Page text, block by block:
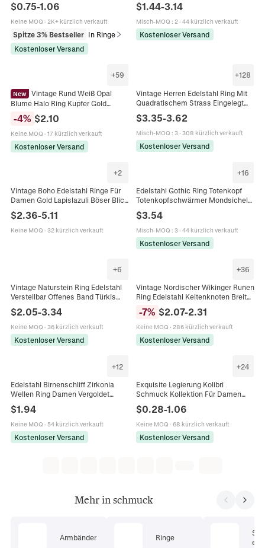
Geometrisches Herz Schmuck
$0.75-1.06
Keine MOQ · 2K+ kürzlich verkauft
Spitze 3% Bestseller In Ringe
Kostenloser Versand
Französisch Vintage Textur
Schmuck Für Frauen
$1.44-3.14
Misch-MOQ : 2· 44 kürzlich verkauft
Kostenloser Versand
+59
New
Vintage Rund Weiß Opal
Blume Halo Ring Kupfer Gold
Gedreht Band Fingerring Schmuck
Geschenk
-4% $2.10
Keine MOQ · 17 kürzlich verkauft
Kostenloser Versand
+128
Vintage Herren Edelstahl Ring Mit
Quadratischem Strass Eingelegt
Edelstein Band Ring Schmuck
$3.35-3.62
Misch-MOQ : 3· 308 kürzlich verkauft
Kostenloser Versand
+2
Vintage Boho Edelstahl Ringe Für
Damen Gold Lapislazuli Böser Blick
Sonne Mond Stern Muster
Wasserdichte Ringe Schmuck
$2.36-5.11
Keine MOQ · 32 kürzlich verkauft
+16
Edelstahl Gothic Ring Totenkopf
Totenkopfschwärmer Mondsichel
Vintage Punk Biker Schmuck
Unisex
$3.54
Misch-MOQ : 3· 44 kürzlich verkauft
Kostenloser Versand
+6
Vintage Naturstein Ring Edelstahl
Verstellbar Offenes Band Türkis
Tigerauge Künstliche Perle
Schmuck Für Frauen
$2.05-3.34
Keine MOQ · 36 kürzlich verkauft
Kostenloser Versand
+36
Vintage Nordischer Wikinger Runen
Ring Edelstahl Keltenknoten Breiter
Band Schmuck Geschenk Für
Herren
-7% $2.07-2.31
Keine MOQ · 286 kürzlich verkauft
Kostenloser Versand
+12
Edelstahl Birnenschliff Zirkonia
Wellen Ring Damen Vergoldet
Wassertropfen Edelstein Fingerring
Vintage Mode Schmuck Geschenk
$1.94
Keine MOQ · 54 kürzlich verkauft
Kostenloser Versand
+24
Exquisite Legierung Kolibri
Schmuck Kollektion Für Damen
Vintage Emaille Libelle Vogel
Halskette Ohrringe Ring Armband
Elegante Geschenke
$0.28-1.06
Keine MOQ · 68 kürzlich verkauft
Kostenloser Versand
Mehr in schmuck
Armbänder Ringe
ets